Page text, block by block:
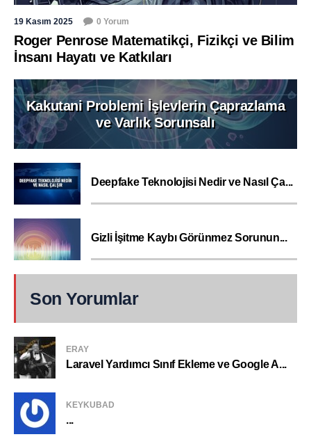
19 Kasım 2025 0 Yorum
Roger Penrose Matematikçi, Fizikçi ve Bilim
İnsanı Hayatı ve Katkıları
Kakutani Problemi İşlevlerin Çaprazlama
ve Varlık Sorunsalı
Deepfake Teknolojisi Nedir ve Nasıl Ça...
Gizli İşitme Kaybı Görünmez Sorunun...
Son Yorumlar
ERAY
Laravel Yardımcı Sınıf Ekleme ve Google A...
KEYKUBAD
...